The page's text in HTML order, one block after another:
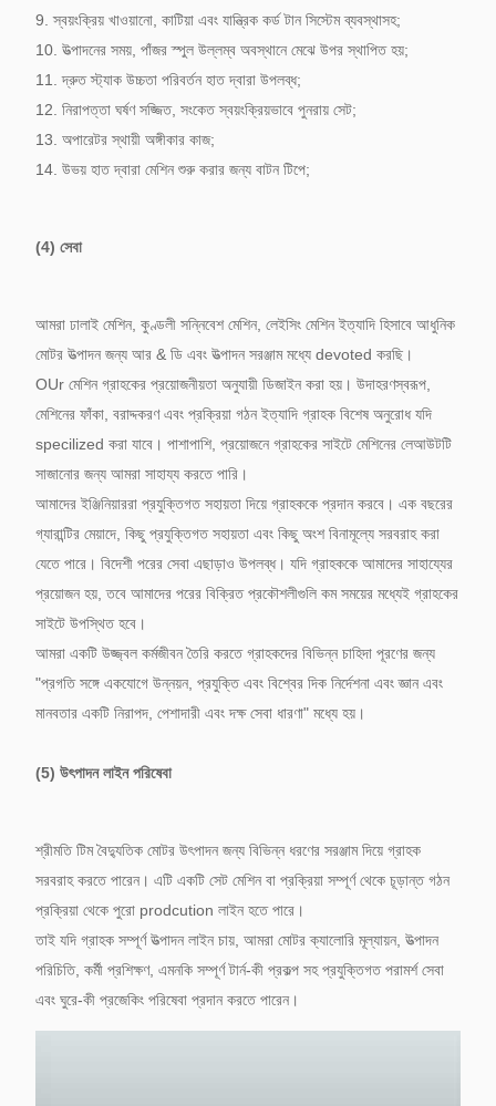
9. স্বয়ংক্রিয় খাওয়ানো, কাটিয়া এবং যান্ত্রিক কর্ড টান সিস্টেম ব্যবস্থাসহ;
10. উত্পাদনের সময়, পাঁজর স্পুল উল্লম্ব অবস্থানে মেঝে উপর স্থাপিত হয়;
11. দ্রুত স্ট্যাক উচ্চতা পরিবর্তন হাত দ্বারা উপলব্ধ;
12. নিরাপত্তা ঘর্ষণ সজ্জিত, সংকেত স্বয়ংক্রিয়ভাবে পুনরায় সেট;
13. অপারেটর স্থায়ী অঙ্গীকার কাজ;
14. উভয় হাত দ্বারা মেশিন শুরু করার জন্য বাটন টিপে;
(4) সেবা
আমরা ঢালাই মেশিন, কুণ্ডলী সন্নিবেশ মেশিন, লেইসিং মেশিন ইত্যাদি হিসাবে আধুনিক
মোটর উত্পাদন জন্য আর & ডি এবং উত্পাদন সরঞ্জাম মধ্যে devoted করছি।
OUr মেশিন গ্রাহকের প্রয়োজনীয়তা অনুযায়ী ডিজাইন করা হয়। উদাহরণস্বরূপ,
মেশিনের ফাঁকা, বরাদ্দকরণ এবং প্রক্রিয়া গঠন ইত্যাদি গ্রাহক বিশেষ অনুরোধ যদি
specilized করা যাবে। পাশাপাশি, প্রয়োজনে গ্রাহকের সাইটে মেশিনের লেআউটটি
সাজানোর জন্য আমরা সাহায্য করতে পারি।
আমাদের ইঞ্জিনিয়াররা প্রযুক্তিগত সহায়তা দিয়ে গ্রাহককে প্রদান করবে। এক বছরের
গ্যারান্টির মেয়াদে, কিছু প্রযুক্তিগত সহায়তা এবং কিছু অংশ বিনামূল্যে সরবরাহ করা
যেতে পারে। বিদেশী পরের সেবা এছাড়াও উপলব্ধ। যদি গ্রাহককে আমাদের সাহায্যের
প্রয়োজন হয়, তবে আমাদের পরের বিক্রিত প্রকৌশলীগুলি কম সময়ের মধ্যেই গ্রাহকের
সাইটে উপস্থিত হবে।
আমরা একটি উজ্জ্বল কর্মজীবন তৈরি করতে গ্রাহকদের বিভিন্ন চাহিদা পূরণের জন্য
"প্রগতি সঙ্গে একযোগে উন্নয়ন, প্রযুক্তি এবং বিশ্বের দিক নির্দেশনা এবং জ্ঞান এবং
মানবতার একটি নিরাপদ, পেশাদারী এবং দক্ষ সেবা ধারণা" মধ্যে হয়।
(5) উৎপাদন লাইন পরিষেবা
শ্রীমতি টিম বৈদ্যুতিক মোটর উৎপাদন জন্য বিভিন্ন ধরণের সরঞ্জাম দিয়ে গ্রাহক
সরবরাহ করতে পারেন। এটি একটি সেট মেশিন বা প্রক্রিয়া সম্পূর্ণ থেকে চূড়ান্ত গঠন
প্রক্রিয়া থেকে পুরো prodcution লাইন হতে পারে।
তাই যদি গ্রাহক সম্পূর্ণ উত্পাদন লাইন চায়, আমরা মোটর ক্যালোরি মূল্যায়ন, উত্পাদন
পরিচিতি, কর্মী প্রশিক্ষণ, এমনকি সম্পূর্ণ টার্ন-কী প্রকল্প সহ প্রযুক্তিগত পরামর্শ সেবা
এবং ঘুরে-কী প্রজেকিং পরিষেবা প্রদান করতে পারেন।